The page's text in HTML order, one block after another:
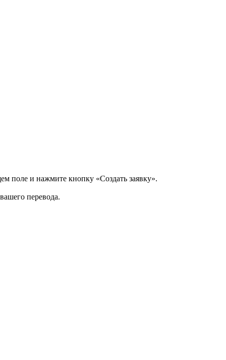
поле и нажмите кнопку «Создать заявку».
перевода.